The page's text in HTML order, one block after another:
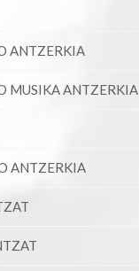
ANTZERKIA
MUSIKA ANTZERKIA
ANTZERKIA